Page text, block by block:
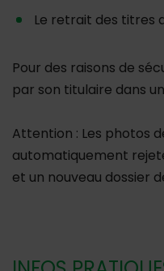
Le retrait des titres
Pour des raisons de
par son titulaire dans
Attention : Les photos
automatiquement
et un nouveau dossier